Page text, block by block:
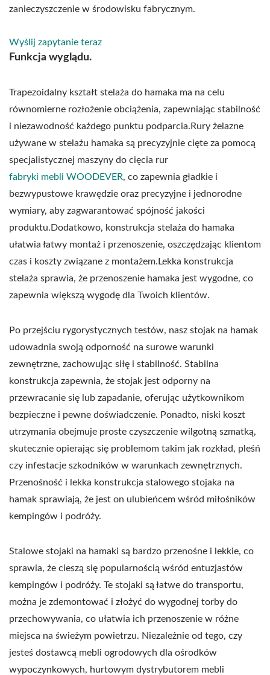
zanieczyszczenie w środowisku fabrycznym.
Wyślij zapytanie teraz
Funkcja wyglądu.
Trapezoidalny kształt stelaża do hamaka ma na celu
równomierne rozłożenie obciążenia, zapewniając stabilność
i niezawodność każdego punktu podparcia.Rury żelazne
używane w stelażu hamaka są precyzyjnie cięte za pomocą
specjalistycznej maszyny do cięcia rur
fabryki mebli WOODEVER, co zapewnia gładkie i
bezwypustowe krawędzie oraz precyzyjne i jednorodne
wymiary, aby zagwarantować spójność jakości
produktu.Dodatkowo, konstrukcja stelaża do hamaka
ułatwia łatwy montaż i przenoszenie, oszczędzając klientom
czas i koszty związane z montażem.Lekka konstrukcja
stelaża sprawia, że przenoszenie hamaka jest wygodne, co
zapewnia większą wygodę dla Twoich klientów.
Po przejściu rygorystycznych testów, nasz stojak na hamak
udowadnia swoją odporność na surowe warunki
zewnętrzne, zachowując siłę i stabilność. Stabilna
konstrukcja zapewnia, że stojak jest odporny na
przewracanie się lub zapadanie, oferując użytkownikom
bezpieczne i pewne doświadczenie. Ponadto, niski koszt
utrzymania obejmuje proste czyszczenie wilgotną szmatką,
skutecznie opierając się problemom takim jak rozkład, pleśń
czy infestacje szkodników w warunkach zewnętrznych.
Przenośność i lekka konstrukcja stalowego stojaka na
hamak sprawiają, że jest on ulubieńcem wśród miłośników
kempingów i podróży.
Stalowe stojaki na hamaki są bardzo przenośne i lekkie, co
sprawia, że cieszą się popularnością wśród entuzjastów
kempingów i podróży. Te stojaki są łatwe do transportu,
można je zdemontować i złożyć do wygodnej torby do
przechowywania, co ułatwia ich przenoszenie w różne
miejsca na świeżym powietrzu. Niezależnie od tego, czy
jesteś dostawcą mebli ogrodowych dla ośrodków
wypoczynkowych, hurtowym dystrybutorem mebli